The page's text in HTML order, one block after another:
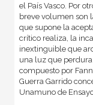
el País Vasco. Por
breve volumen son
que supone la
crítico realiza, la
inextinguible que
una luz que
compuesto por
Guerra Garrido
Unamuno de Ensayo